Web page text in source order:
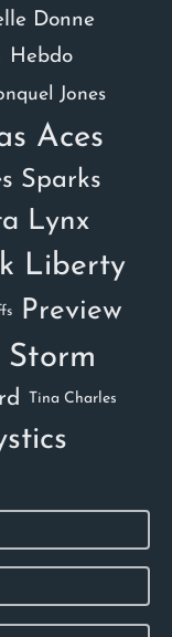
Donne
Hebdo
Jones
Aces
Sparks
Lynx
Liberty
Preview
Tina Charles